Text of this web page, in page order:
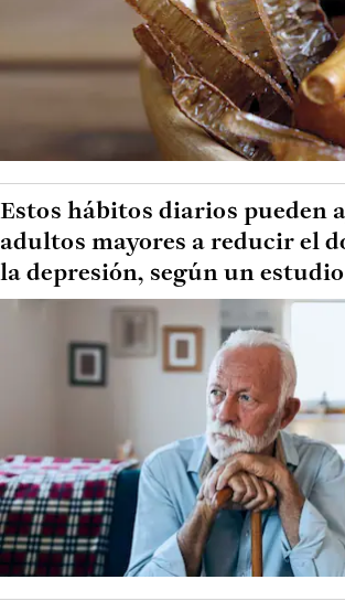
Estos hábitos diarios pueden
adultos mayores a reducir el
la depresión, según un estudio